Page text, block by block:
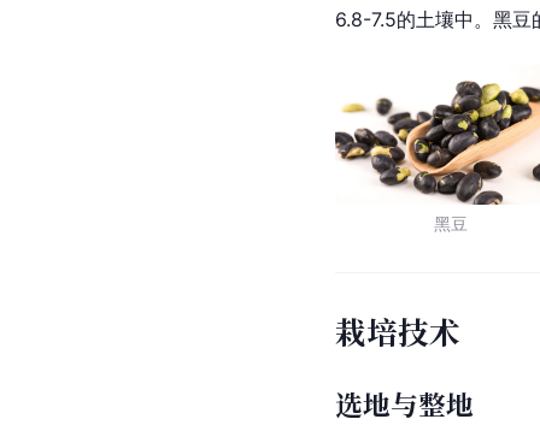
6.8-7.5的土壤中。黑
黑豆
栽培技术
选地与整地